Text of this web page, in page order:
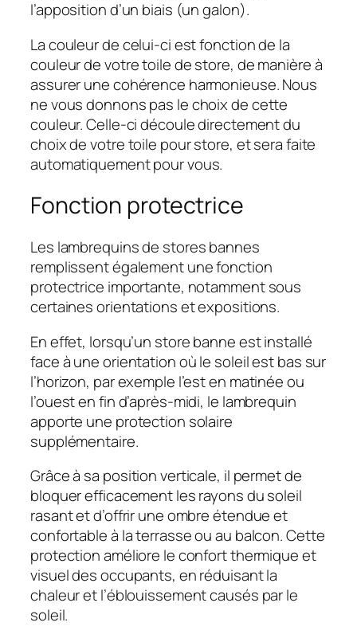
l’apposition d’un biais (un galon).
La couleur de celui-ci est fonction de la
couleur de votre toile de store, de manière à
assurer une cohérence harmonieuse. Nous
ne vous donnons pas le choix de cette
couleur. Celle-ci découle directement du
choix de votre toile pour store, et sera faite
automatiquement pour vous.
Fonction protectrice
Les lambrequins de stores bannes
remplissent également une fonction
protectrice importante, notamment sous
certaines orientations et expositions.
En effet, lorsqu’un store banne est installé
face à une orientation où le soleil est bas sur
l’horizon, par exemple l’est en matinée ou
l’ouest en fin d’après-midi, le lambrequin
apporte une protection solaire
supplémentaire.
Grâce à sa position verticale, il permet de
bloquer efficacement les rayons du soleil
rasant et d’offrir une ombre étendue et
confortable à la terrasse ou au balcon. Cette
protection améliore le confort thermique et
visuel des occupants, en réduisant la
chaleur et l’éblouissement causés par le
soleil.